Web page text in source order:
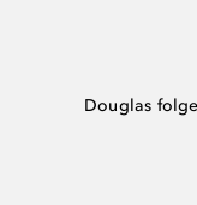
Douglas